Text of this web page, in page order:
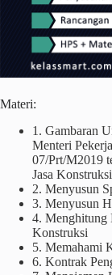
Materi:
1. Gambaran
Menteri
07/Prt/M2019
Jasa
2. Menyusun
3. Menyusun
4. Menghitung
Konstruksi
5. Memahami
6. Kontrak